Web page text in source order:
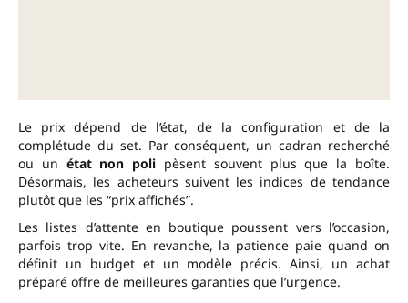
Le prix dépend de l’état, de la configuration et de la
complétude du set. Par conséquent, un cadran recherché
ou un état non poli pèsent souvent plus que la boîte.
Désormais, les acheteurs suivent les indices de tendance
plutôt que les “prix affichés”.
Les listes d’attente en boutique poussent vers l’occasion,
parfois trop vite. En revanche, la patience paie quand on
définit un budget et un modèle précis. Ainsi, un achat
préparé offre de meilleures garanties que l’urgence.